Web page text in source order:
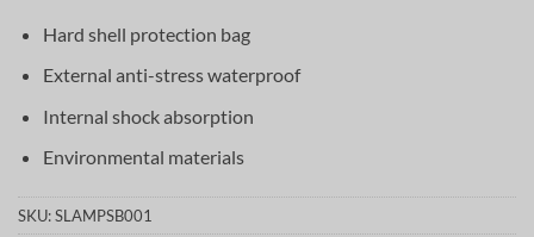
রেটিং এর উপর
এর মধ্যে
রেট করা
Hard shell protection bag
External anti-stress waterproof
Internal shock absorption
Environmental materials
SKU:SLAMPSB001